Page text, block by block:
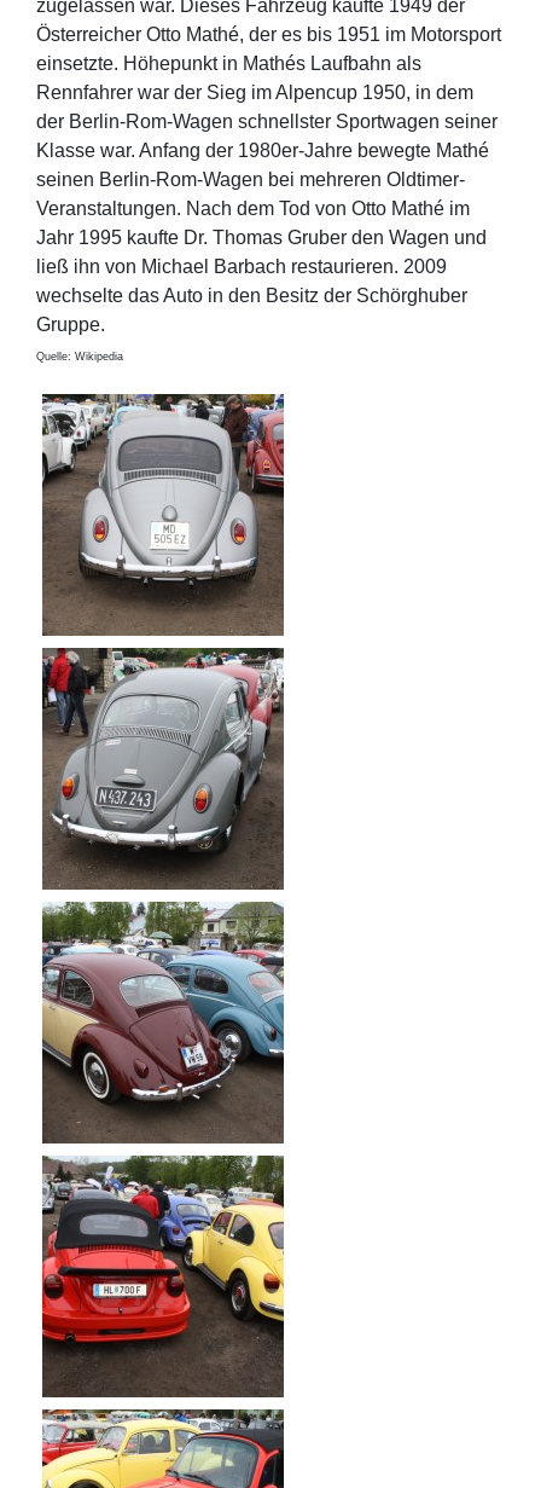
zugelassen war. Dieses Fahrzeug kaufte 1949 der
Österreicher Otto Mathé, der es bis 1951 im Motorsport
einsetzte. Höhepunkt in Mathés Laufbahn als
Rennfahrer war der Sieg im Alpencup 1950, in dem
der Berlin-Rom-Wagen schnellster Sportwagen seiner
Klasse war. Anfang der 1980er-Jahre bewegte Mathé
seinen Berlin-Rom-Wagen bei mehreren Oldtimer-
Veranstaltungen. Nach dem Tod von Otto Mathé im
Jahr 1995 kaufte Dr. Thomas Gruber den Wagen und
ließ ihn von Michael Barbach restaurieren. 2009
wechselte das Auto in den Besitz der Schörghuber
Gruppe.
Quelle: Wikipedia